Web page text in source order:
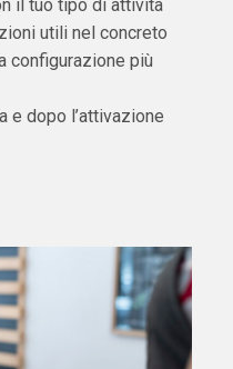
il tuo tipo di attività
utili nel concreto
configurazione più
e dopo l’attivazione